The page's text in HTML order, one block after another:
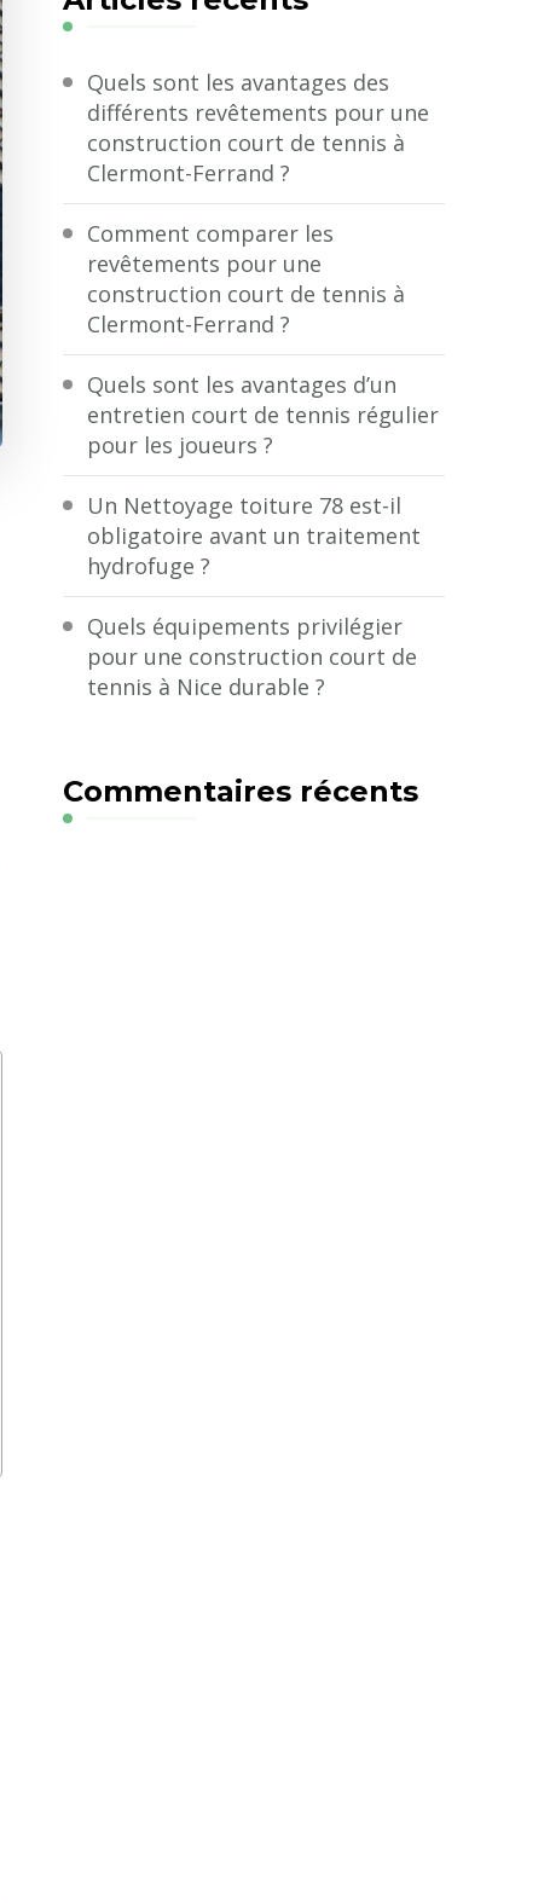
?
Quels sont les avantages des
différents revêtements pour une
construction court de tennis à
Clermont-Ferrand ?
Comment comparer les
revêtements pour une
construction court de tennis à
Clermont-Ferrand ?
Quels sont les avantages d’un
entretien court de tennis régulier
pour les joueurs ?
Un Nettoyage toiture 78 est-il
obligatoire avant un traitement
hydrofuge ?
Quels équipements privilégier
pour une construction court de
tennis à Nice durable ?
Commentaires récents